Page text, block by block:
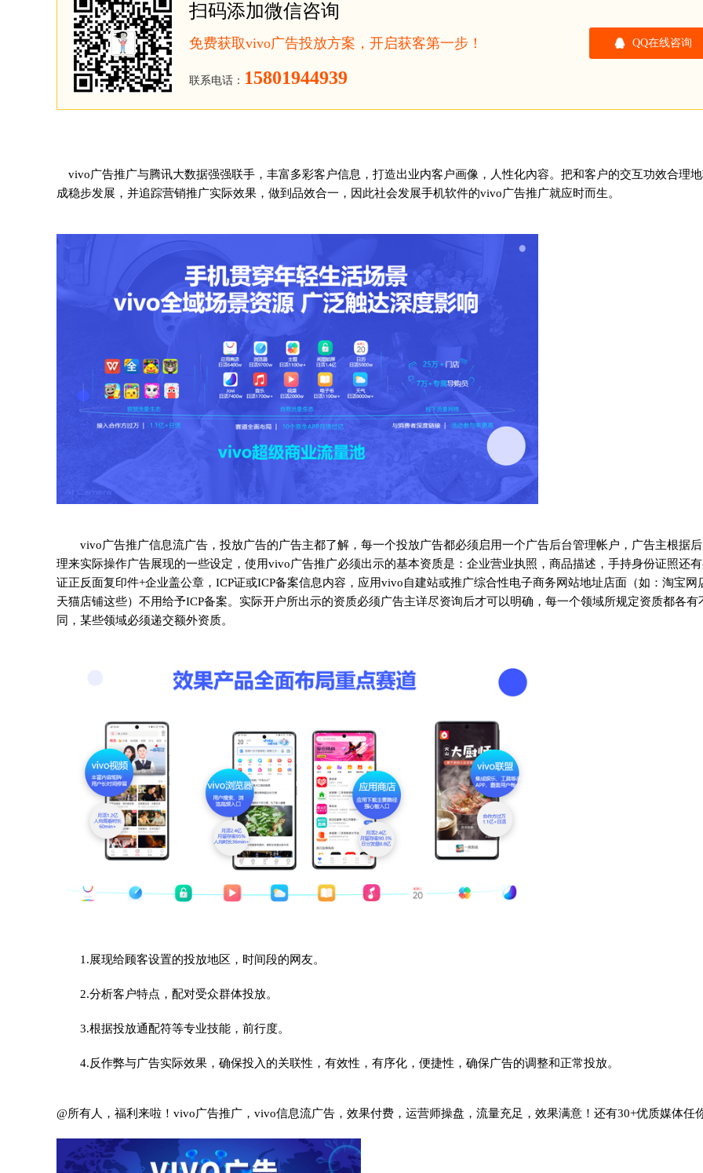
扫码添加微信咨询
免费获取vivo广告投放方案，开启获客第一步！
联系电话： 15801944939
QQ在线咨询
vivo广告推广与腾讯大数据强强联手，丰富多彩客户信息，打造出业内客户画像，人性化內容。把和客户的交互功效合理
成稳步发展，并追踪营销推广实际效果，做到品效合一，因此社会发展手机软件的vivo广告推广就应时而生。
vivo广告推广信息流广告，投放广告的广告主都了解，每一个投放广告都必须启用一个广告后台管理帐户，广告主根据
理来实际操作广告展现的一些设定，使用vivo广告推广必须出示的基本资质是：企业营业执照，商品描述，手持身份证照还
证正反面复印件+企业盖公章，ICP证或ICP备案信息内容，应用vivo自建站或推广综合性电子商务网站地址店面（如：淘宝网
天猫店铺这些）不用给予ICP备案。实际开户所出示的资质必须广告主详尽资询后才可以明确，每一个领域所规定资质都各有
同，某些领域必须递交额外资质。
1.展现给顾客设置的投放地区，时间段的网友。
2.分析客户特点，配对受众群体投放。
3.根据投放通配符等专业技能，前行度。
4.反作弊与广告实际效果，确保投入的关联性，有效性，有序化，便捷性，确保广告的调整和正常投放。
@所有人，福利来啦！vivo广告推广，vivo信息流广告，效果付费，运营师操盘，流量充足，效果满意！还有30+优质媒体任